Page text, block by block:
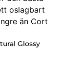
Glossy